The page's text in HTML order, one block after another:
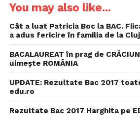
You may also like...
Cât a luat Patricia Boc la BAC.
a adus fericire în familia de la Cluj
BACALAUREAT în prag de
uimește ROMÂNIA
UPDATE: Rezultate Bac 2017
edu.ro
Rezultate Bac 2017 Harghita pe